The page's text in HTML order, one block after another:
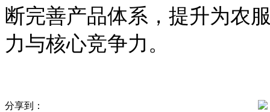
断完善产品体系，提升为农
力与核心竞争力。
分享到：